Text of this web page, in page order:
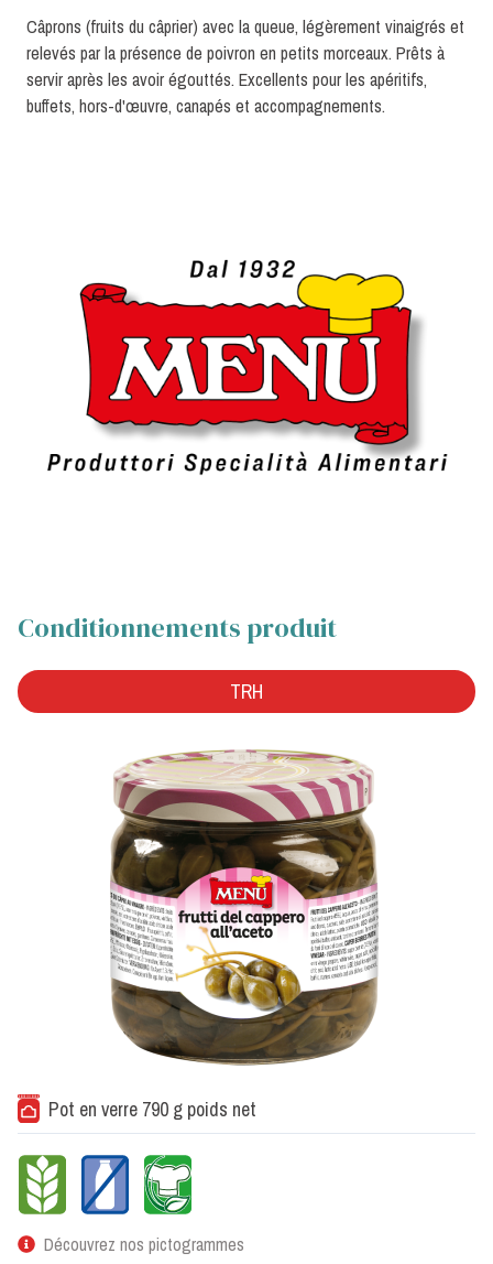
Câprons (fruits du câprier) avec la queue, légèrement vinaigrés et
relevés par la présence de poivron en petits morceaux. Prêts à
servir après les avoir égouttés. Excellents pour les apéritifs,
buffets, hors-d'œuvre, canapés et accompagnements.
Conditionnements produit
TRH
Pot en verre 790 g poids net
Découvrez nos pictogrammes